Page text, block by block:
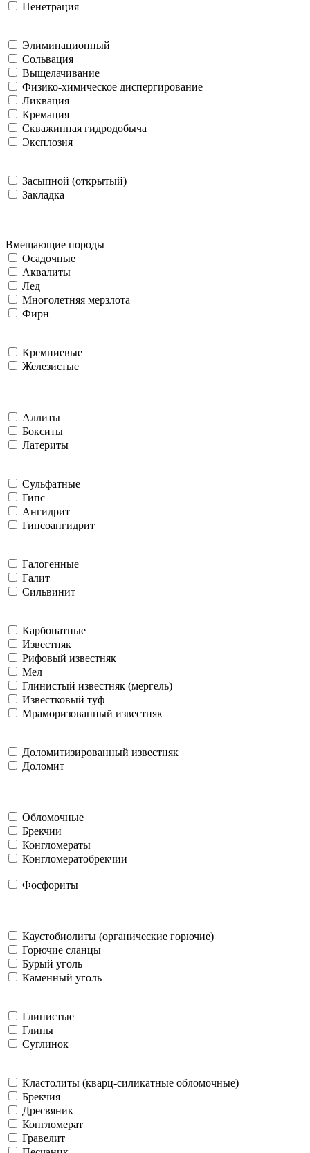
Пенетрация
Элиминационный
Сольвация
Выщелачивание
Физико-химическое диспергирование
Ликвация
Кремация
Скважинная гидродобыча
Эксплозия
Засыпной (открытый)
Закладка
Вмещающие породы
Осадочные
Аквалиты
Лед
Многолетняя мерзлота
Фирн
Кремниевые
Железистые
Аллиты
Бокситы
Латериты
Сульфатные
Гипс
Ангидрит
Гипсоангидрит
Галогенные
Галит
Сильвинит
Карбонатные
Известняк
Рифовый известняк
Мел
Глинистый известняк (мергель)
Известковый туф
Мраморизованный известняк
Доломитизированный известняк
Доломит
Обломочные
Брекчии
Конгломераты
Конгломератобрекчии
Фосфориты
Каустобиолиты (органические горючие)
Горючие сланцы
Бурый уголь
Каменный уголь
Глинистые
Глины
Суглинок
Кластолиты (кварц-силикатные обломочные)
Брекчия
Дресвяник
Конгломерат
Гравелит